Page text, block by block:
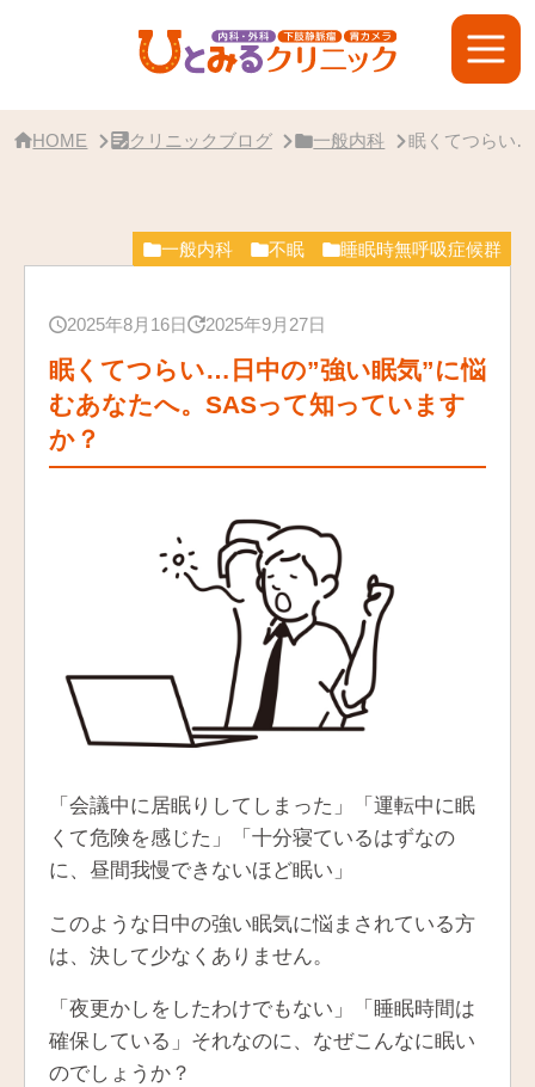
HOME クリニックブログ 一般内科 眠くてつらい…
一般内科 不眠 睡眠時無呼吸症候群
2025年8月16日 2025年9月27日
眠くてつらい…日中の”強い眠気”に悩
むあなたへ。SASって知っています
か？
「会議中に居眠りしてしまった」「運転中に眠
くて危険を感じた」「十分寝ているはずなの
に、昼間我慢できないほど眠い」
このような日中の強い眠気に悩まされている方
は、決して少なくありません。
「夜更かしをしたわけでもない」「睡眠時間は
確保している」それなのに、なぜこんなに眠い
のでしょうか？